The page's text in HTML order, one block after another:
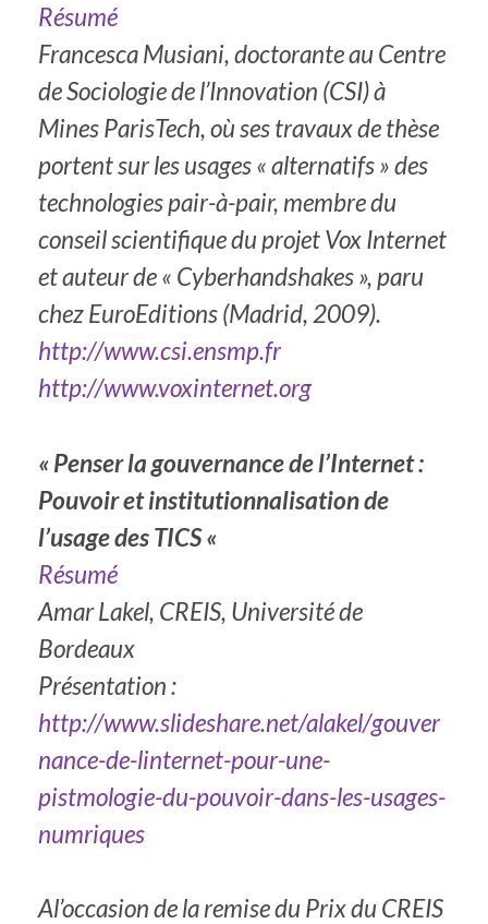
Résumé
Francesca Musiani, doctorante au Centre
de Sociologie de l’Innovation (CSI) à
Mines ParisTech, où ses travaux de thèse
portent sur les usages « alternatifs » des
technologies pair-à-pair, membre du
conseil scientifique du projet Vox Internet
et auteur de « Cyberhandshakes », paru
chez EuroEditions (Madrid, 2009).
http://www.csi.ensmp.fr
http://www.voxinternet.org
« Penser la gouvernance de l’Internet :
Pouvoir et institutionnalisation de
l’usage des TICS «
Résumé
Amar Lakel, CREIS, Université de
Bordeaux
Présentation :
http://www.slideshare.net/alakel/gouver
nance-de-linternet-pour-une-
pistmologie-du-pouvoir-dans-les-usages-
numriques
Al’occasion de la remise du Prix du CREIS